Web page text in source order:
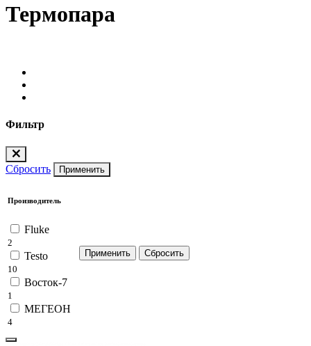
Термопара
Фильтр
Сбросить Применить
Производитель
Fluke
2
Testo
10
Восток-7
1
МЕГЕОН
4